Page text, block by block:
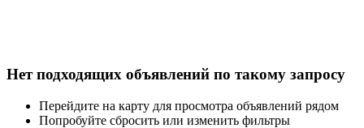
Нет подходящих объявлений по такому запросу
Перейдите на карту для просмотра объявлений рядом
Попробуйте сбросить или изменить фильтры